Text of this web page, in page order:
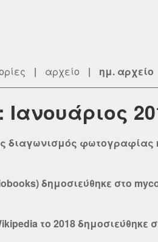
| αρχείο | ημ. αρχείο
διαγωνισμός φωτογραφίας
δημοσιεύθηκε στο
το 2018 δημοσιεύθηκε